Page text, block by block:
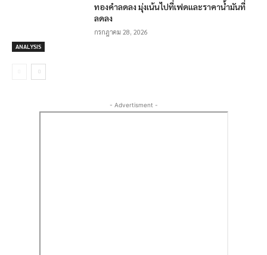
ANALYSIS
ทองคำลดลง มุ่งเน้นไปที่เฟดและราคาน้ำมันที่
ลดลง
กรกฎาคม 28, 2026
- Advertisment -